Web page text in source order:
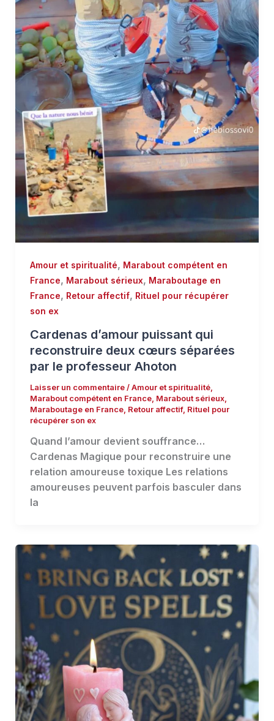
Amour et spiritualité, Marabout compétent en
France, Marabout sérieux, Maraboutage en
France, Retour affectif, Rituel pour récupérer
son ex
Cardenas d’amour puissant qui
reconstruire deux cœurs séparées
par le professeur Ahoton
Laisser un commentaire /Amour et spiritualité,
Marabout compétent en France, Marabout sérieux,
Maraboutage en France, Retour affectif, Rituel pour
récupérer son ex
Quand l’amour devient souffrance…
Cardenas Magique pour reconstruire une
relation amoureuse toxique Les relations
amoureuses peuvent parfois basculer dans
la